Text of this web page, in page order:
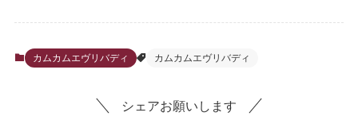
カムカムエヴリバディ カムカムエヴリバディ
シェアお願いします